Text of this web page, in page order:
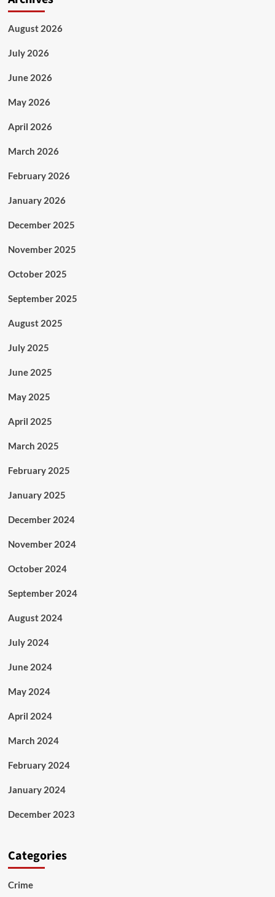
August 2026
July 2026
June 2026
May 2026
April 2026
March 2026
February 2026
January 2026
December 2025
November 2025
October 2025
September 2025
August 2025
July 2025
June 2025
May 2025
April 2025
March 2025
February 2025
January 2025
December 2024
November 2024
October 2024
September 2024
August 2024
July 2024
June 2024
May 2024
April 2024
March 2024
February 2024
January 2024
December 2023
Categories
Crime